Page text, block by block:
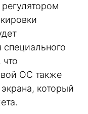
ОС также
который